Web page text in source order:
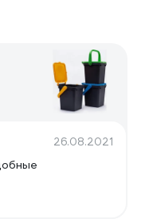
26.08.2021